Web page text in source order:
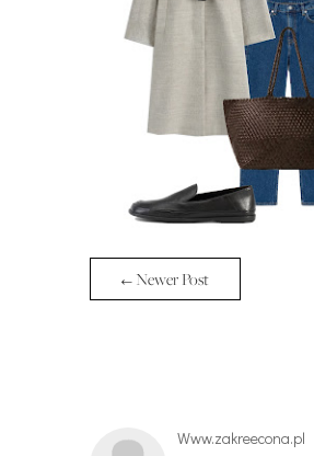
← Newer Post
Www.zakreecona.pl